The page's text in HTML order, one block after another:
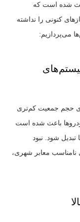
شده است که
کنونی را نداشته
می‌پردازیم:
حجم جمعیت کم‌تری
باعث شده است
شود. نبود
معابر شهری،